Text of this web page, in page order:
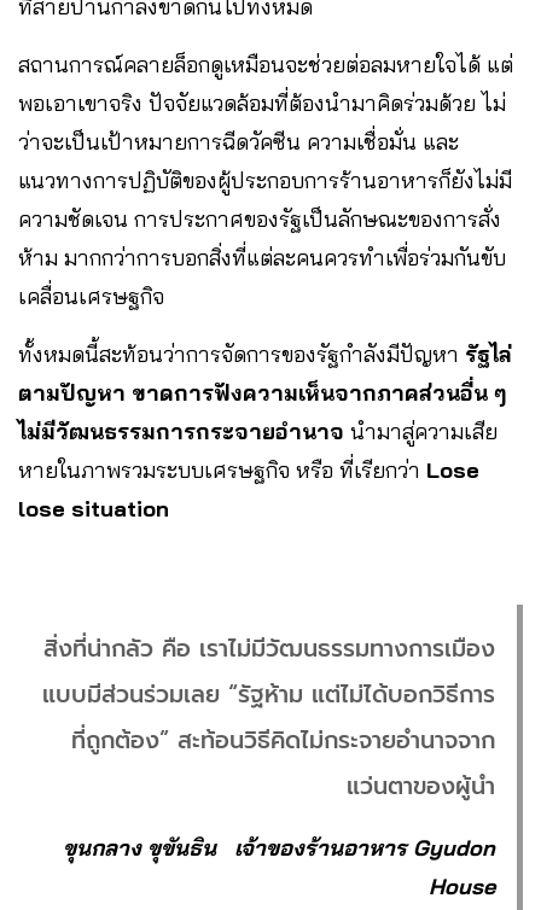
ที่สายป่านกำลังขาดกันไปทั้งหมด
สถานการณ์คลายล็อกดูเหมือนจะช่วยต่อลมหายใจได้ แต่
พอเอาเขาจริง ปัจจัยแวดล้อมที่ต้องนำมาคิดร่วมด้วย ไม่
ว่าจะเป็นเป้าหมายการฉีดวัคซีน ความเชื่อมั่น และ
แนวทางการปฏิบัติของผู้ประกอบการร้านอาหารก็ยังไม่มี
ความชัดเจน การประกาศของรัฐเป็นลักษณะของการสั่ง
ห้าม มากกว่าการบอกสิ่งที่แต่ละคนควรทำเพื่อร่วมกันขับ
เคลื่อนเศรษฐกิจ
ทั้งหมดนี้สะท้อนว่าการจัดการของรัฐกำลังมีปัญหา รัฐไล่
ตามปัญหา ขาดการฟังความเห็นจากภาคส่วนอื่น ๆ
ไม่มีวัฒนธรรมการกระจายอำนาจ นำมาสู่ความเสีย
หายในภาพรวมระบบเศรษฐกิจ หรือ ที่เรียกว่า Lose
lose situation
สิ่งที่น่ากลัว คือ เราไม่มีวัฒนธรรมทางการเมือง
แบบมีส่วนร่วมเลย “รัฐห้าม แต่ไม่ได้บอกวิธีการ
ที่ถูกต้อง” สะท้อนวิธีคิดไม่กระจายอำนาจจาก
แว่นตาของผู้นำ
ขุนกลาง ขุขันธิน เจ้าของร้านอาหาร Gyudon
House